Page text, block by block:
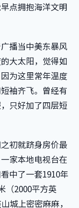
点拥抱海洋文明
播当中美东暴风
大太阳，觉得如
为这里常年温度
袖齐飞。曾经有
只好加了四层短
初就跻身房价最
家本地电视台在
中了一套1910年
（2000平方英
城上密密麻麻，